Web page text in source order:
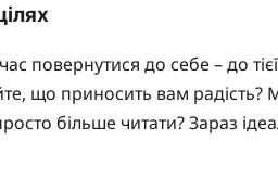
повернутися до себе – до
що приносить вам
більше читати? Зараз